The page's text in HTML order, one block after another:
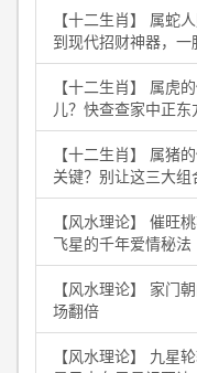
【十二生肖】 属蛇
到现代招财神器，
【十二生肖】 属虎
儿？快查查家中正
【十二生肖】 属猪
关键？别让这三大
【风水理论】 催旺
飞星的千年爱情秘法
【风水理论】 家门
场翻倍
【风水理论】 九星